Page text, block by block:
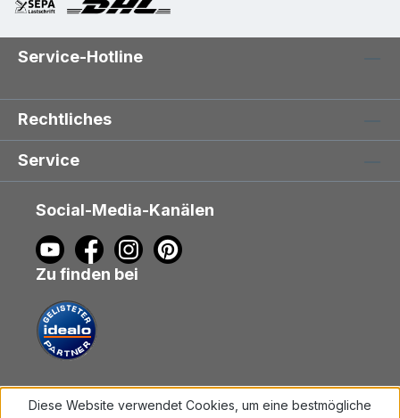
Service-Hotline
Rechtliches
Service
Social-Media-Kanälen
Zu finden bei
Vertrag widerrufen
Diese Website verwendet Cookies, um eine bestmögliche